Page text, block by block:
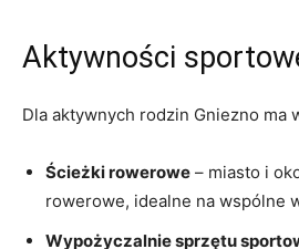
Aktywności
Dla aktywnych rodzin Gniezno ma
Ścieżki ‍rowerowe – miasto ⁢i
rowerowe,⁤ idealne na wspólne
Wypożyczalnie⁤ sprzętu